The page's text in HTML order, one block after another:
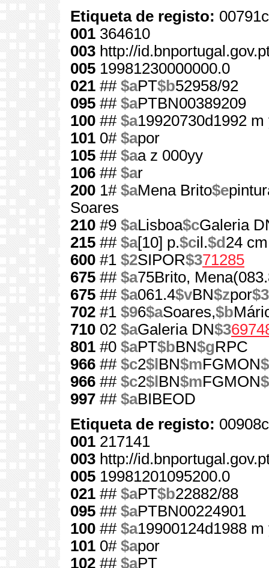
Etiqueta de registo:
001 364610
003 http://
005 19981230000000.0
021 ## $aPT$b52958/92
095 ## $aPTBN00389209
100 ## $a19920730d1992
101 0# $apor
105 ## $aa z 000yy
106 ## $ar
200 1# $aMena Brito$e
Soares
210 #9 $aLisboa$cGaleria
215 ## $a[10] p.$cil.$d 24 cm
600 #1 $2SIPOR$371285
675 ## $a75Brito,
675 ## $a061.4$vBN$zpor$3
702 #1 $96$aSoares,$b
710 02 $aGaleria DN$3
801 #0 $aPT$bBN$gRPC
966 ## $c2$l BN$mFGMON
966 ## $c2$l BN$mFGMON
997 ## $aBIBEOD
Etiqueta de registo:
001 217141
003 http://
005 19981201095200.0
021 ## $aPT$b22882/88
095 ## $aPTBN00224901
100 ## $a19900124d1988
101 0# $apor
102 ## $aPT